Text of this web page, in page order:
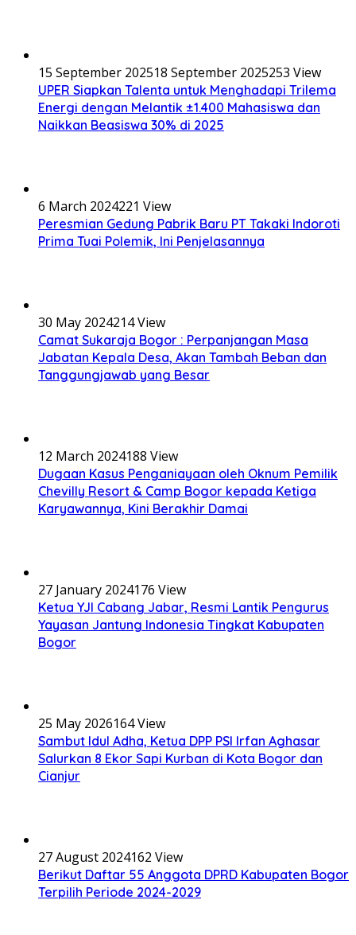
15 September 202518 September 2025253 View
UPER Siapkan Talenta untuk Menghadapi Trilema
Energi dengan Melantik ±1.400 Mahasiswa dan
Naikkan Beasiswa 30% di 2025
6 March 2024221 View
Peresmian Gedung Pabrik Baru PT Takaki Indoroti
Prima Tuai Polemik, Ini Penjelasannya
30 May 2024214 View
Camat Sukaraja Bogor : Perpanjangan Masa
Jabatan Kepala Desa, Akan Tambah Beban dan
Tanggungjawab yang Besar
12 March 2024188 View
Dugaan Kasus Penganiayaan oleh Oknum Pemilik
Chevilly Resort & Camp Bogor kepada Ketiga
Karyawannya, Kini Berakhir Damai
27 January 2024176 View
Ketua YJI Cabang Jabar, Resmi Lantik Pengurus
Yayasan Jantung Indonesia Tingkat Kabupaten
Bogor
25 May 2026164 View
Sambut Idul Adha, Ketua DPP PSI Irfan Aghasar
Salurkan 8 Ekor Sapi Kurban di Kota Bogor dan
Cianjur
27 August 2024162 View
Berikut Daftar 55 Anggota DPRD Kabupaten Bogor
Terpilih Periode 2024-2029